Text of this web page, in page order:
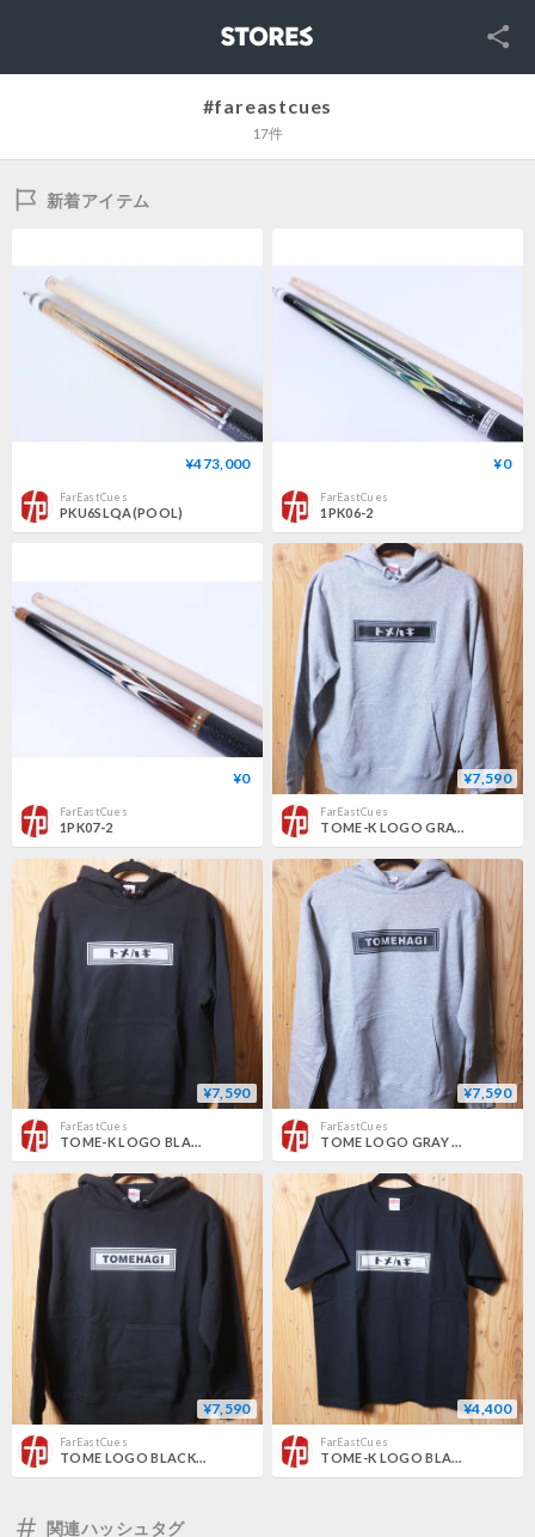
SNS
#fareastcues
17件
新着アイテム
¥473,000
FarEastCues
PKU6SLQA(POOL)
¥0
FarEastCues
1PK06-2
¥0
FarEastCues
1PK07-2
¥7,590
FarEastCues
TOME-K LOGO GRAY HOODIE
¥7,590
FarEastCues
TOME-K LOGO BLACK HOODIE
¥7,590
FarEastCues
TOME LOGO GRAY HOODIE
¥7,590
FarEastCues
TOME LOGO BLACK HOODIE
¥4,400
FarEastCues
関連ハッシュタグ